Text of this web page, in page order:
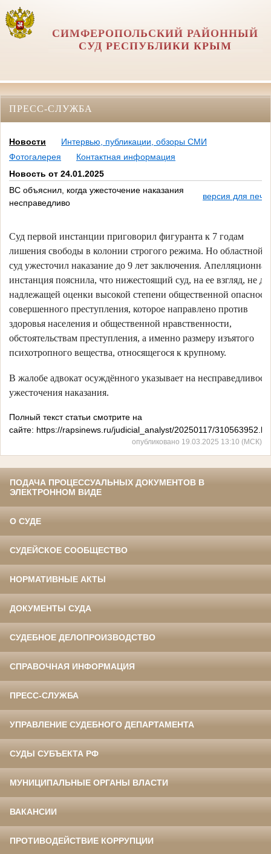
СИМФЕРОПОЛЬСКИЙ РАЙОННЫЙ
СУД РЕСПУБЛИКИ КРЫМ
ПРЕСС-СЛУЖБА
Новости
Интервью, публикации, обзоры СМИ
Фотогалерея
Контактная информация
Новость от 24.01.2025
ВС объяснил, когда ужесточение наказания
несправедливо
версия для
Суд первой инстанции приговорил фигуранта к 7 годам
лишения свободы в колонии строгого режима. Но областной
суд ужесточил наказание до 9 лет заключения. Апелляционная
инстанция пояснила, что нижестоящий суд, на ее взгляд, не
надлежащей оценки высокой степени общественной
совершенного преступления, которое направлено против
здоровья населения и общественной нравственности,
обстоятельствам преступления, а именно размеру изъятого
психотропного вещества, относящегося к крупному.
В жалобе адвокат осуждённого указывает на
ужесточения наказания.
Полный текст статьи смотрите на
сайте: https://rapsinews.ru/judicial_analyst/20250117/
опубликовано 19.03.2025 13:10 (МСК)
ПОДАЧА ПРОЦЕССУАЛЬНЫХ ДОКУМЕНТОВ В
ЭЛЕКТРОННОМ ВИДЕ
О СУДЕ
СУДЕЙСКОЕ СООБЩЕСТВО
НОРМАТИВНЫЕ АКТЫ
ДОКУМЕНТЫ СУДА
СУДЕБНОЕ ДЕЛОПРОИЗВОДСТВО
СПРАВОЧНАЯ ИНФОРМАЦИЯ
ПРЕСС-СЛУЖБА
УПРАВЛЕНИЕ СУДЕБНОГО ДЕПАРТАМЕНТА
СУДЫ СУБЪЕКТА РФ
МУНИЦИПАЛЬНЫЕ ОРГАНЫ ВЛАСТИ
ВАКАНСИИ
ПРОТИВОДЕЙСТВИЕ КОРРУПЦИИ